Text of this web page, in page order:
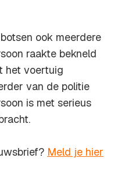
ook meerdere
raakte bekneld
het voertuig
van de politie
is met serieus
Meld je hier